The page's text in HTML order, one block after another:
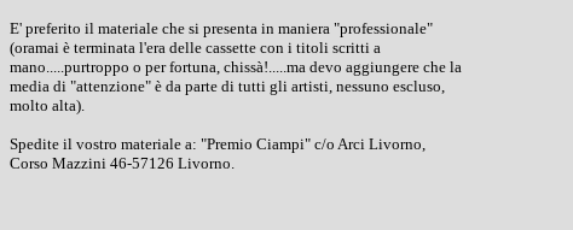
E' preferito il materiale che si presenta in maniera "professionale"
(oramai è terminata l'era delle cassette con i titoli scritti a
mano.....purtroppo o per fortuna, chissà!.....ma devo aggiungere che la
media di "attenzione" è da parte di tutti gli artisti, nessuno escluso,
molto alta).
Spedite il vostro materiale a: "Premio Ciampi" c/o Arci Livorno,
Corso Mazzini 46-57126 Livorno.